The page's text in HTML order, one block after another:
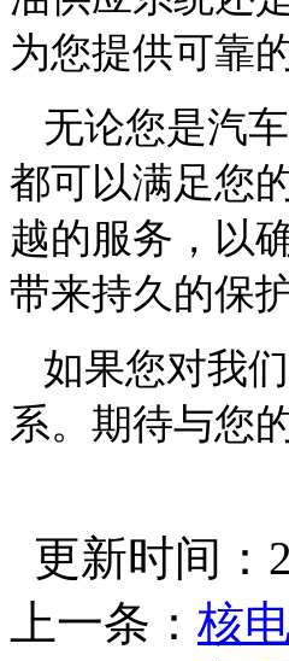
为您提供可靠
无论您是汽
都可以满足您
越的服务，以
带来持久的保
如果您对我
系。期待与您
更新时间：
上一条： 核